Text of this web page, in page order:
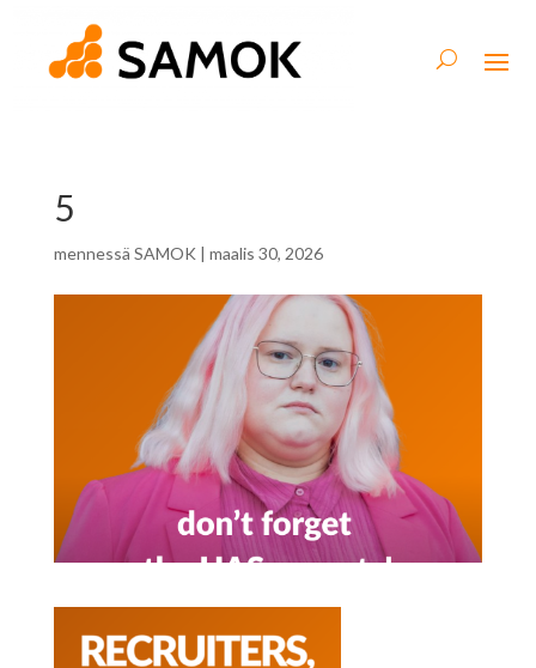
5
mennessä SAMOK | maalis 30, 2026